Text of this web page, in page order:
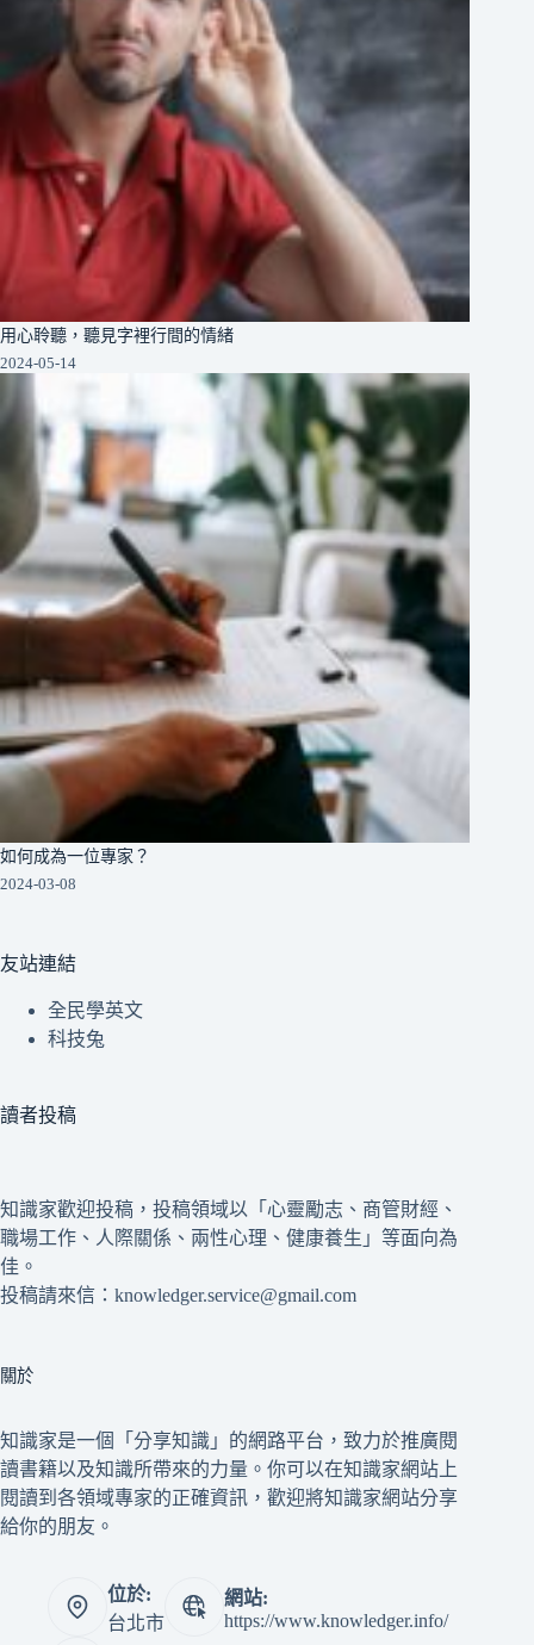
用心聆聽，聽見字裡行間的情緒
2024-05-14
如何成為一位專家？
2024-03-08
友站連結
全民學英文
科技兔
讀者投稿
知識家歡迎投稿，投稿領域以「心靈勵志、商管財經、
職場工作、人際關係、兩性心理、健康養生」等面向為
佳。
投稿請來信：knowledger.service@gmail.com
關於
知識家是一個「分享知識」的網路平台，致力於推廣閱
讀書籍以及知識所帶來的力量。你可以在知識家網站上
閱讀到各領域專家的正確資訊，歡迎將知識家網站分享
給你的朋友。
位於:
台北市
網站:
https://www.knowledger.info/